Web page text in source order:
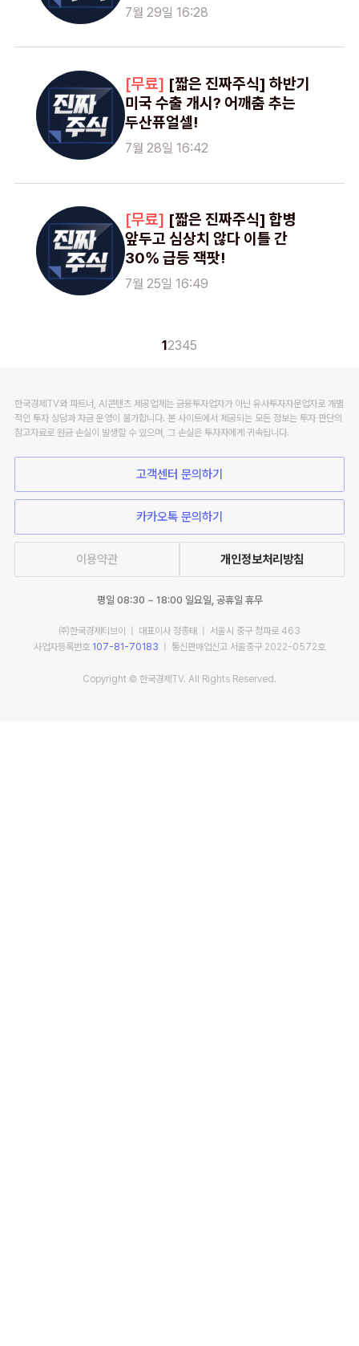
7월 29일 16:28
[짧은 진짜주식] 하반기
미국 수출 개시? 어깨춤 추는
두산퓨얼셀!
7월 28일 16:42
[짧은 진짜주식] 합병
앞두고 심상치 않다 이틀 간
30% 급등 잭팟!
7월 25일 16:49
1 2345
한국경제TV와 파트너, AI콘텐츠 제공업체는 금융투자업자가 아닌 유사투자자문업자로 개별
적인 투자 상담과 자금 운영이 불가합니다. 본 사이트에서 제공되는 모든 정보는 투자 판단의
참고자료로 원금 손실이 발생할 수 있으며, 그 손실은 투자자에게 귀속됩니다.
고객센터 문의하기
카카오톡 문의하기
이용약관 개인정보처리방침
평일 08:30 ~ 18:00 일요일, 공휴일 휴무
㈜한국경제티브이 | 대표이사 정종태 | 서울시 중구 청파로 463
사업자등록번호 107-81-70183 | 통신판매업신고 서울중구 2022-0572호
Copyright © 한국경제TV. All Rights Reserved.